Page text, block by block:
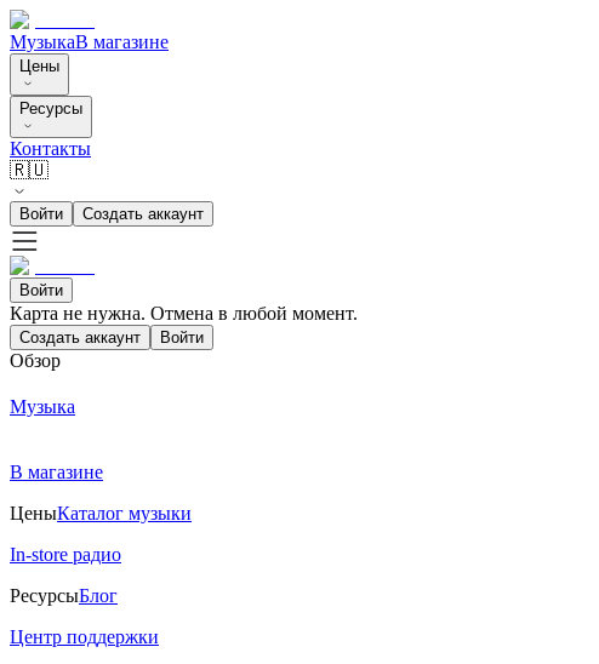
МузыкаВ магазине
Цены
Ресурсы
Контакты
🇷🇺
Войти Создать аккаунт
Войти
Карта не нужна. Отмена в любой момент.
Создать аккаунт Войти
Обзор
Музыка
В магазине
ЦеныКаталог музыки
In-store радио
РесурсыБлог
Центр поддержки